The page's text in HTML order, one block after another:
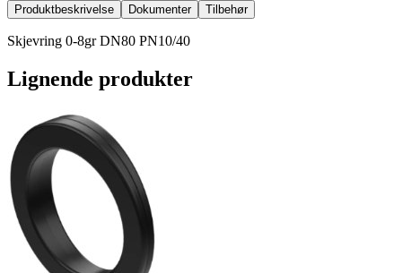
Produktbeskrivelse Dokumenter Tilbehør
Skjevring 0-8gr DN80 PN10/40
Lignende produkter